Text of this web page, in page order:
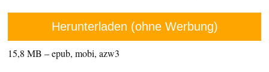
Herunterladen (ohne Werbung)
15,8 MB – epub, mobi, azw3